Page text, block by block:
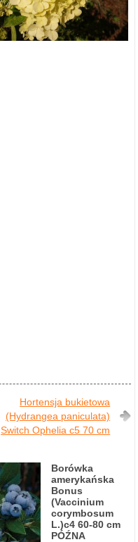
Hortensja bukietowa
(Hydrangea paniculata)
Switch Ophelia c5 70 cm
Borówka
amerykańska
Bonus
(Vaccinium
corymbosum
L.)c4 60-80 cm
PÓŹNA